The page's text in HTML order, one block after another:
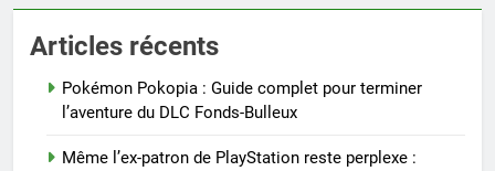
Articles récents
Pokémon Pokopia : Guide complet pour terminer
l’aventure du DLC Fonds-Bulleux
Même l’ex-patron de PlayStation reste perplexe :